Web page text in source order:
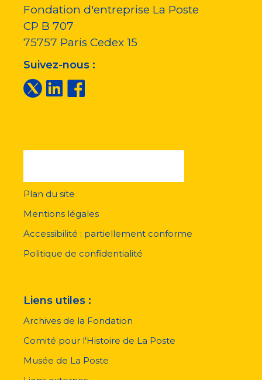
Fondation d'entreprise La Poste
CP B 707
75757 Paris Cedex 15
Suivez-nous :
pied
page
Plan du site
Mentions légales
Accessibilité : partiellement conforme
Politique de confidentialité
Liens utiles :
Archives de la Fondation
Comité pour l'Histoire de La Poste
Musée de La Poste